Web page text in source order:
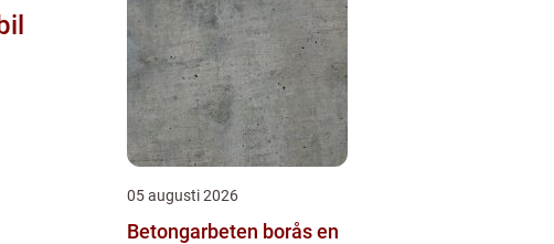
05 augusti 2026
Betongarbeten borås en